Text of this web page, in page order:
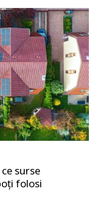
surse
folosi